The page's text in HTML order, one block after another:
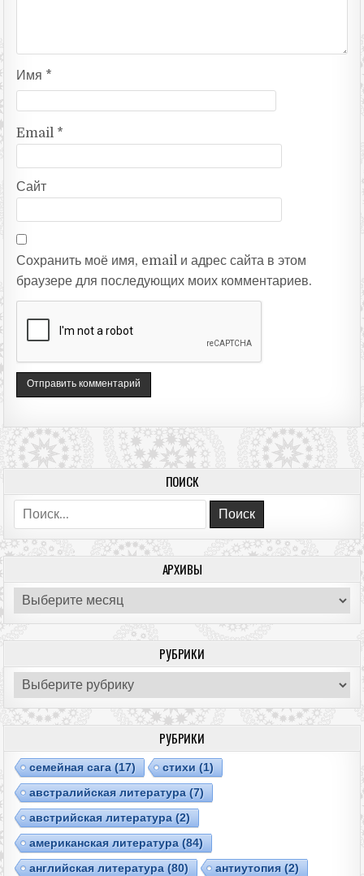
Имя *
Email *
Сайт
Сохранить моё имя, email и адрес сайта в этом
браузере для последующих моих комментариев.
ПОИСК
Поиск:
АРХИВЫ
Архивы
РУБРИКИ
Рубрики
РУБРИКИ
cемейная сага (17) cтихи (1)
австралийская литература (7)
австрийская литература (2)
американская литература (84)
английская литература (80) антиутопия (2)